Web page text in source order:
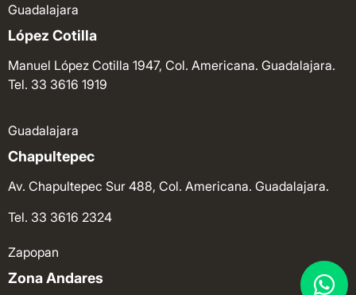
Guadalajara
López Cotilla
Manuel López Cotilla 1947, Col. Americana. Guadalajara.
Tel. 33 3616 1919
Guadalajara
Chapultepec
Av. Chapultepec Sur 488, Col. Americana. Guadalajara.
Tel. 33 3616 2324
Zapopan
Zona Andares